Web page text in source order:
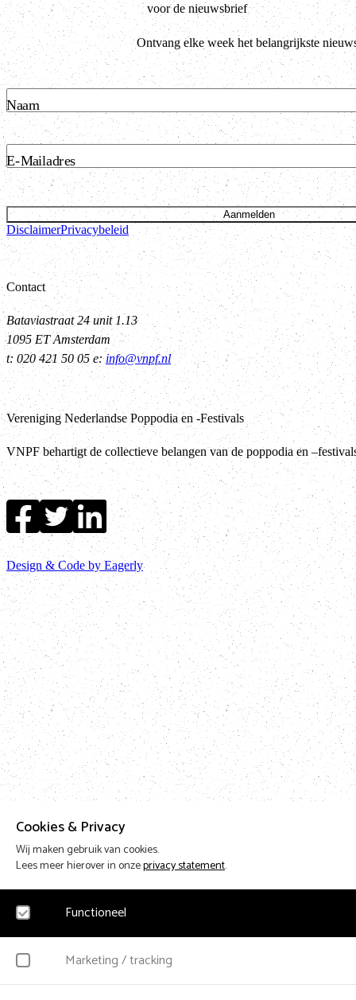
Cookies & Privacy
Wij maken gebruik van cookies.
Lees meer hierover in onzeprivacy statement.
Functioneel
Noodzakelijk
geplaatst. Hierbij worden geen persoonsgegevens verzameld.
Marketing / tracking
voor de nieuwsbrief
Ontvang elke week het belangrijkste
Naam
E-Mailadres
Aanmelden
DisclaimerPrivacybeleid
Contact
Bataviastraat 24 unit 1.13
1095 ET Amsterdam
t: 020 421 50 05 e:info@vnpf.nl
Vereniging Nederlandse Poppodia en -Festivals
VNPF behartigt de collectieve belangen van de poppodia en
Design & Code by Eagerly